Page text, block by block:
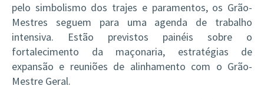
pelo simbolismo dos trajes e paramentos, os Grão-
Mestres seguem para uma agenda de trabalho
intensiva. Estão previstos painéis sobre o
fortalecimento da maçonaria, estratégias de
expansão e reuniões de alinhamento com o Grão-
Mestre Geral.